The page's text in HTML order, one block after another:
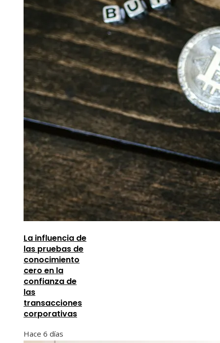
La influencia de
las pruebas de
conocimiento
cero en la
confianza de
las
transacciones
corporativas
Hace 6 días